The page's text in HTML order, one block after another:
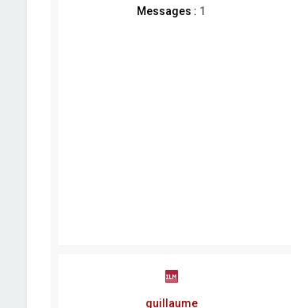
Messages : 1
guillaume